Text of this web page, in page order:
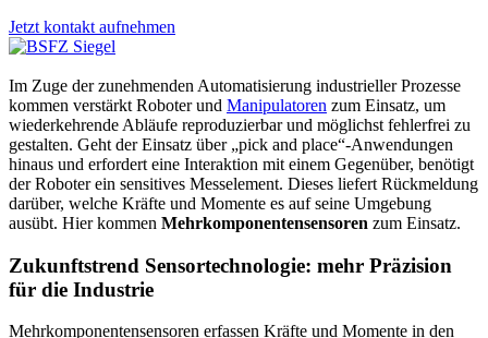
Jetzt kontakt aufnehmen
Im Zuge der zunehmenden Automatisierung industrieller Prozesse
kommen verstärkt Roboter und Manipulatoren zum Einsatz, um
wiederkehrende Abläufe reproduzierbar und möglichst fehlerfrei zu
gestalten. Geht der Einsatz über „pick and place“-Anwendungen
hinaus und erfordert eine Interaktion mit einem Gegenüber, benötigt
der Roboter ein sensitives Messelement. Dieses liefert Rückmeldung
darüber, welche Kräfte und Momente es auf seine Umgebung
ausübt. Hier kommen Mehrkomponentensensoren zum Einsatz.
Zukunftstrend Sensortechnologie: mehr Präzision
für die Industrie
Mehrkomponentensensoren erfassen Kräfte und Momente in den